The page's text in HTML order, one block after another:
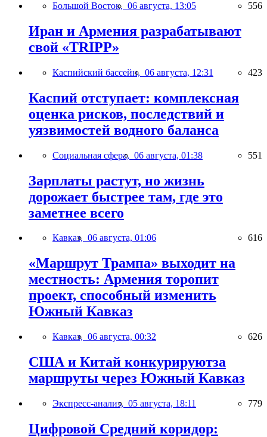
Большой Восток, 06 августа, 13:05 556
Иран и Армения разрабатывают
свой «TRIPP»
Каспийский бассейн, 06 августа, 12:31 423
Каспий отступает: комплексная
оценка рисков, последствий и
уязвимостей водного баланса
Социальная сфера, 06 августа, 01:38 551
Зарплаты растут, но жизнь
дорожает быстрее там, где это
заметнее всего
Кавказ, 06 августа, 01:06 616
«Маршрут Трампа» выходит на
местность: Армения торопит
проект, способный изменить
Южный Кавказ
Кавказ, 06 августа, 00:32 626
США и Китай конкурируютза
маршруты через Южный Кавказ
Экспресс-анализ, 05 августа, 18:11 779
Цифровой Средний коридор: